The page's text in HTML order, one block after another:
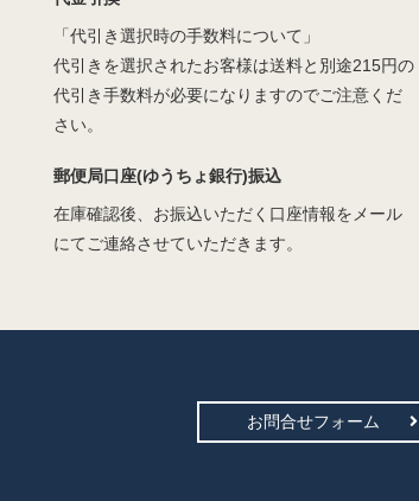
「代引き選択時の手数料について」
代引きを選択されたお客様は送料と別途215円の
代引き手数料が必要になりますのでご注意くだ
さい。
郵便局口座(ゆうちょ銀行)振込
在庫確認後、お振込いただく口座情報をメール
にてご連絡させていただきます。
お問合せフォーム